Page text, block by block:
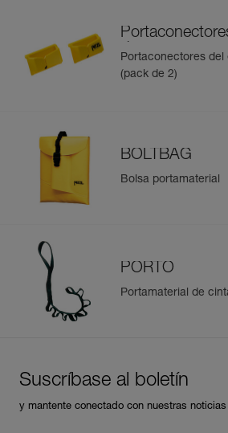
de amarre
Portaconectores del
(pack de 2)
BOLTBAG
Bolsa portamaterial
PORTO
Portamaterial de
Suscríbase al boletín
y mantente conectado con nuestras noticias